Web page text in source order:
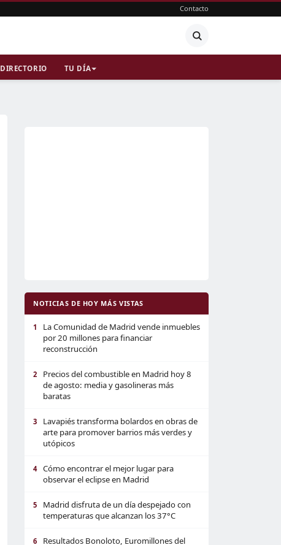
Contacto
DIRECTORIO TU DÍA
NOTICIAS DE HOY MÁS VISTAS
1
La Comunidad de Madrid vende inmuebles
por 20 millones para financiar
reconstrucción
2
Precios del combustible en Madrid hoy 8
de agosto: media y gasolineras más
baratas
3
Lavapiés transforma bolardos en obras de
arte para promover barrios más verdes y
utópicos
4
Cómo encontrar el mejor lugar para
observar el eclipse en Madrid
5
Madrid disfruta de un día despejado con
temperaturas que alcanzan los 37°C
6
Resultados Bonoloto, Euromillones del